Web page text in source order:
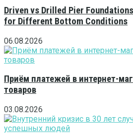
Driven vs Drilled Pier
for Different Bottom Conditions
06.08.2026
Приём платежей в интернет-
товаров
03.08.2026